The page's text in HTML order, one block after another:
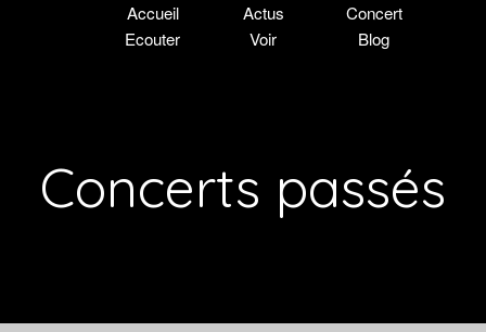
Accueil Actus
Concert
Ecouter
Voir Blog
Concerts passés